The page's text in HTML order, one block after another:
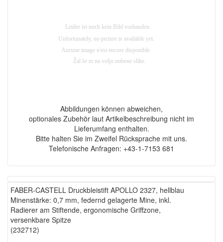
Abbildungen können abweichen,
optionales Zubehör laut Artikelbeschreibung nicht im
Lieferumfang enthalten.
Bitte halten Sie im Zweifel Rücksprache mit uns.
Telefonische Anfragen: +43-1-7153 681
FABER-CASTELL Druckbleistift APOLLO 2327, hellblau
Minenstärke: 0,7 mm, federnd gelagerte Mine, inkl.
Radierer am Stiftende, ergonomische Griffzone,
versenkbare Spitze
(232712)